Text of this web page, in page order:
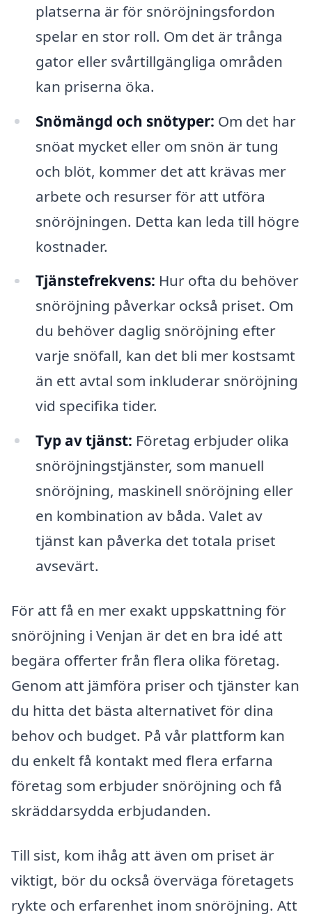
platserna är för snöröjningsfordon
spelar en stor roll. Om det är trånga
gator eller svårtillgängliga områden
kan priserna öka.
Snömängd och snötyper: Om det har
snöat mycket eller om snön är tung
och blöt, kommer det att krävas mer
arbete och resurser för att utföra
snöröjningen. Detta kan leda till högre
kostnader.
Tjänstefrekvens: Hur ofta du behöver
snöröjning påverkar också priset. Om
du behöver daglig snöröjning efter
varje snöfall, kan det bli mer kostsamt
än ett avtal som inkluderar snöröjning
vid specifika tider.
Typ av tjänst: Företag erbjuder olika
snöröjningstjänster, som manuell
snöröjning, maskinell snöröjning eller
en kombination av båda. Valet av
tjänst kan påverka det totala priset
avsevärt.
För att få en mer exakt uppskattning för
snöröjning i Venjan är det en bra idé att
begära offerter från flera olika företag.
Genom att jämföra priser och tjänster kan
du hitta det bästa alternativet för dina
behov och budget. På vår plattform kan
du enkelt få kontakt med flera erfarna
företag som erbjuder snöröjning och få
skräddarsydda erbjudanden.
Till sist, kom ihåg att även om priset är
viktigt, bör du också överväga företagets
rykte och erfarenhet inom snöröjning. Att